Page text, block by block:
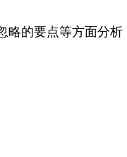
略的要点等方面分析